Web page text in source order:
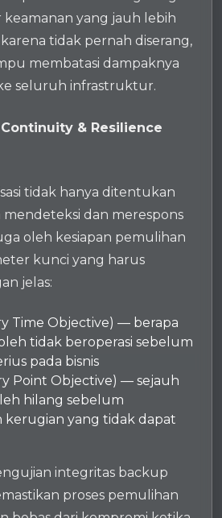
yang jauh lebih
tidak pernah diserang,
membatasi dampaknya
seluruh infrastruktur.
& Resilience
tidak hanya ditentukan
dan merespons
oleh kesiapan pemulihan
kunci yang harus
jelas:
Time Objective) — berapa
tidak beroperasi sebelum
pada bisnis
Point Objective) — sejauh
hilang sebelum
yang tidak dapat
integritas backup
proses pemulihan